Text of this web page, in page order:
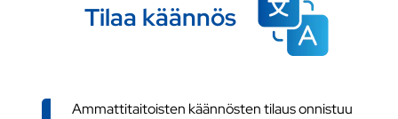
Tilaa käännös
Ammattitaitoisten käännösten tilaus onnistuu